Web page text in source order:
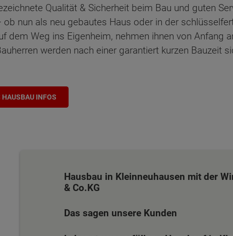
Qualität & Sicherheit beim Bau und guten
ob nun als neu gebautes Haus oder in der
dem Weg ins Eigenheim, nehmen ihnen von
werden nach einer garantiert kurzen Bauzeit
HAUSBAU INFOS
Hausbau in Kleinneuhausen mit der
& Co.KG
Das sagen unsere Kunden